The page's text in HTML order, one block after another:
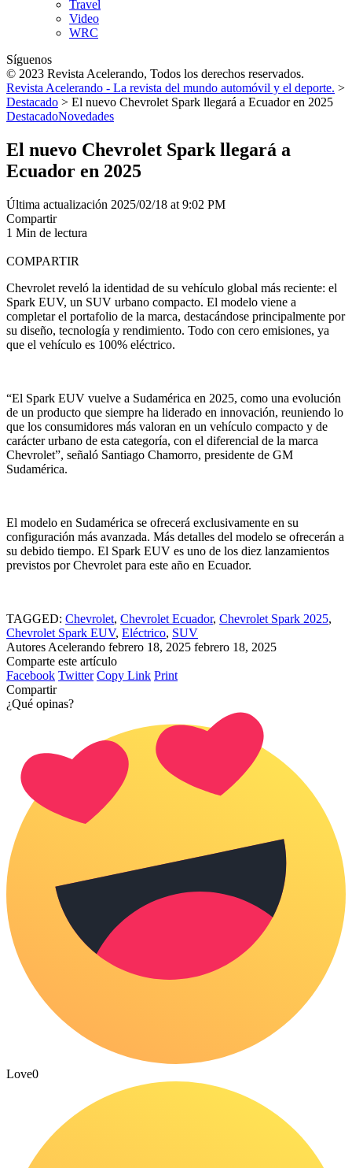
Travel
Video
WRC
Síguenos
© 2023 Revista Acelerando, Todos los derechos reservados.
Revista Acelerando - La revista del mundo automóvil y el deporte. >
Destacado > El nuevo Chevrolet Spark llegará a Ecuador en 2025
DestacadoNovedades
El nuevo Chevrolet Spark llegará a
Ecuador en 2025
Última actualización 2025/02/18 at 9:02 PM
Compartir
1 Min de lectura
COMPARTIR
Chevrolet reveló la identidad de su vehículo global más reciente: el
Spark EUV, un SUV urbano compacto. El modelo viene a
completar el portafolio de la marca, destacándose principalmente por
su diseño, tecnología y rendimiento. Todo con cero emisiones, ya
que el vehículo es 100% eléctrico.
“El Spark EUV vuelve a Sudamérica en 2025, como una evolución
de un producto que siempre ha liderado en innovación, reuniendo lo
que los consumidores más valoran en un vehículo compacto y de
carácter urbano de esta categoría, con el diferencial de la marca
Chevrolet”, señaló Santiago Chamorro, presidente de GM
Sudamérica.
El modelo en Sudamérica se ofrecerá exclusivamente en su
configuración más avanzada. Más detalles del modelo se ofrecerán a
su debido tiempo. El Spark EUV es uno de los diez lanzamientos
previstos por Chevrolet para este año en Ecuador.
TAGGED: Chevrolet, Chevrolet Ecuador, Chevrolet Spark 2025,
Chevrolet Spark EUV, Eléctrico, SUV
Autores Acelerando febrero 18, 2025 febrero 18, 2025
Comparte este artículo
Facebook Twitter Copy Link Print
Compartir
¿Qué opinas?
Love0